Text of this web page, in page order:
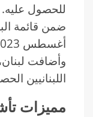
للحصول
ضمن قائمة
وأضافت
اللبنانيين
مميزات